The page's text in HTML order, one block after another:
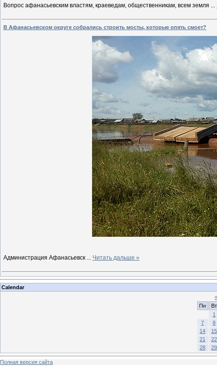
Вопрос афанасьевским властям, краеведам, общественникам, всем земля ...
В Афанасьевском округе собрались строить мосты, которые опять смоет?
Администрация Афанасьевск Читать дальше »
Calendar
«
Пн
Вт
1
7
8
14
15
21
22
28
29
Полная версия сайта